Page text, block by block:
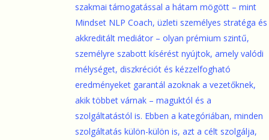
szakmai támogatással a hátam mögött – mint
Mindset NLP Coach, üzleti személyes stratéga és
akkreditált mediátor – olyan prémium szintű,
személyre szabott kísérést nyújtok, amely valódi
mélységet, diszkréciót és kézzelfogható
eredményeket garantál azoknak a vezetőknek,
akik többet várnak – maguktól és a
szolgáltatástól is. Ebben a kategóriában, minden
szolgáltatás külön-külön is, azt a célt szolgálja,